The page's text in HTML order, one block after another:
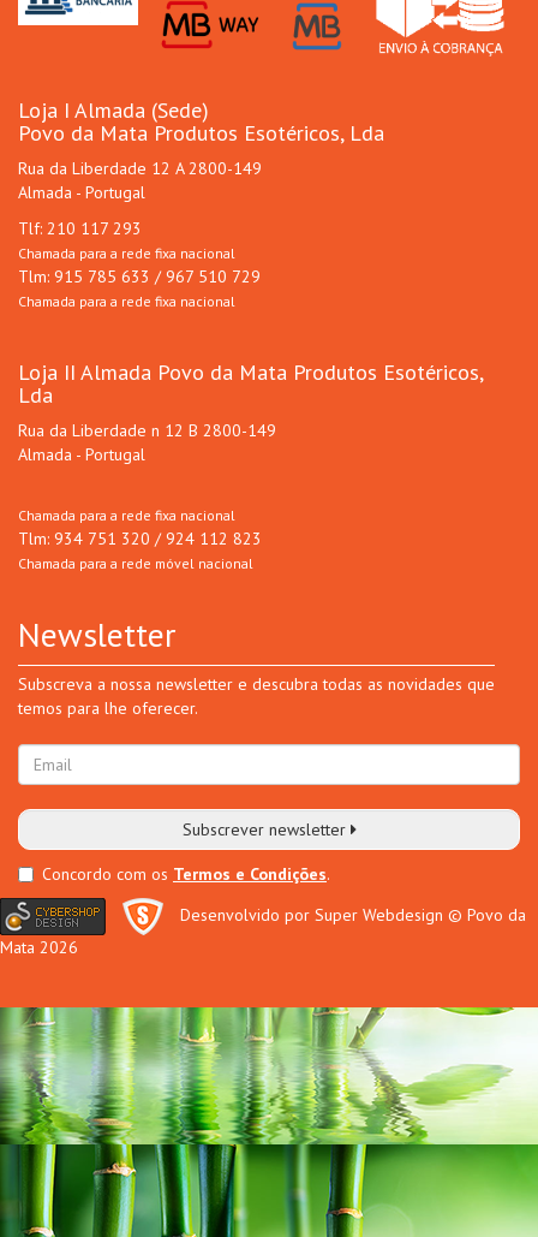
Loja I Almada (Sede)
Povo da Mata Produtos Esotéricos, Lda
Rua da Liberdade 12 A 2800-149
Almada - Portugal
Tlf: 210 117 293
Chamada para a rede fixa nacional
Tlm: 915 785 633 / 967 510 729
Chamada para a rede fixa nacional
Loja II Almada Povo da Mata Produtos Esotéricos,
Lda
Rua da Liberdade n 12 B 2800-149
Almada - Portugal
Chamada para a rede fixa nacional
Tlm: 934 751 320 / 924 112 823
Chamada para a rede móvel nacional
Newsletter
Subscreva a nossa newsletter e descubra todas as novidades que
temos para lhe oferecer.
Subscrever newsletter
Concordo com os Termos e Condições.
Desenvolvido por Super Webdesign © Povo da
Mata 2026